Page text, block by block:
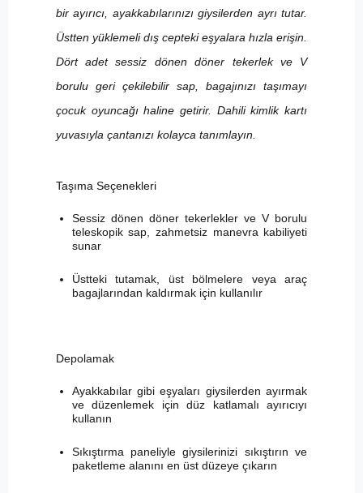
bir ayırıcı, ayakkabılarınızı giysilerden ayrı tutar.
Üstten yüklemeli dış cepteki eşyalara hızla erişin.
Dört adet sessiz dönen döner tekerlek ve V
borulu geri çekilebilir sap, bagajınızı taşımayı
çocuk oyuncağı haline getirir. Dahili kimlik kartı
yuvasıyla çantanızı kolayca tanımlayın.
Taşıma Seçenekleri
Sessiz dönen döner tekerlekler ve V borulu
teleskopik sap, zahmetsiz manevra kabiliyeti
sunar
Üstteki tutamak, üst bölmelere veya araç
bagajlarından kaldırmak için kullanılır
Depolamak
Ayakkabılar gibi eşyaları giysilerden ayırmak
ve düzenlemek için düz katlamalı ayırıcıyı
kullanın
Sıkıştırma paneliyle giysilerinizi sıkıştırın ve
paketleme alanını en üst düzeye çıkarın